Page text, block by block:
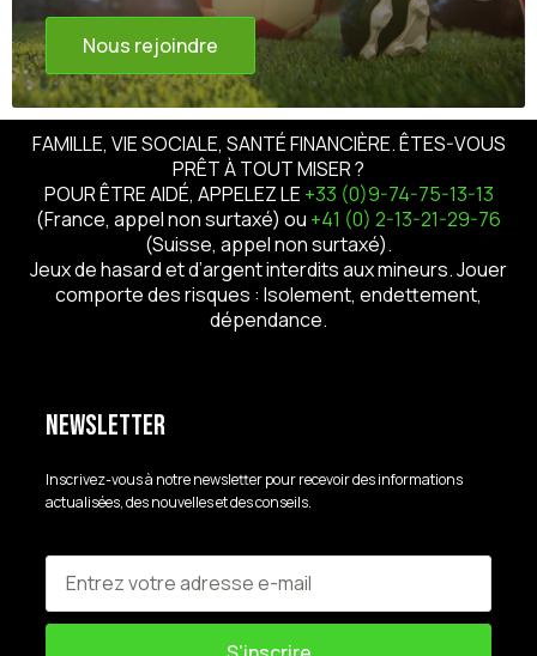
Nous rejoindre
FAMILLE, VIE SOCIALE, SANTÉ FINANCIÈRE. ÊTES-VOUS
PRÊT À TOUT MISER ?
POUR ÊTRE AIDÉ, APPELEZ LE +33 (0)9-74-75-13-13
(France, appel non surtaxé) ou +41 (0) 2-13-21-29-76
(Suisse, appel non surtaxé).
Jeux de hasard et d’argent interdits aux mineurs. Jouer
comporte des risques : Isolement, endettement,
dépendance.
Newsletter
Inscrivez-vous à notre newsletter pour recevoir des informations
actualisées, des nouvelles et des conseils.